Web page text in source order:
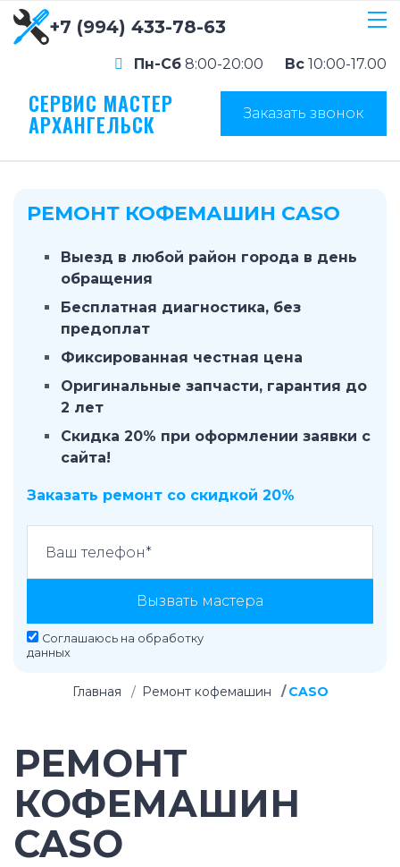
+7 (994) 433-78-63
Пн-Сб 8:00-20:00 Вс 10:00-17.00
СЕРВИС МАСТЕР
АРХАНГЕЛЬСК Заказать звонок
РЕМОНТ КОФЕМАШИН CASO
Выезд в любой район города в день
обращения
Бесплатная диагностика, без
предоплат
Фиксированная честная цена
Оригинальные запчасти, гарантия до
2 лет
Скидка 20% при оформлении заявки с
сайта!
Заказать ремонт со скидкой 20%
Вызвать мастера
Соглашаюсь на обработку
данных
Главная Ремонт кофемашин CASO
РЕМОНТ
КОФЕМАШИН
CASO